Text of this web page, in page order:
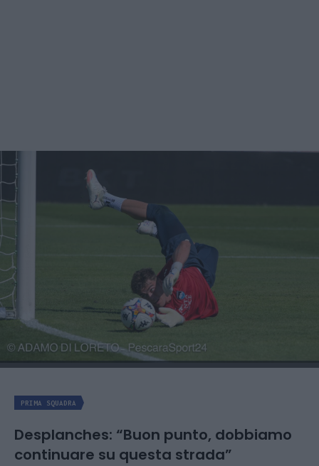
PRIMA SQUADRA
Desplanches: “Buon punto, dobbiamo
continuare su questa strada”